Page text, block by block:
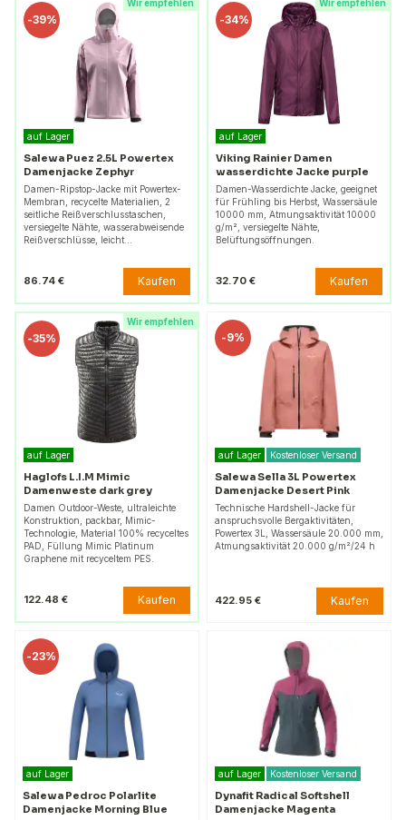
Wir empfehlen
-39%
auf Lager
Salewa Puez 2.5L Powertex
Damenjacke Zephyr
Damen-Ripstop-Jacke mit Powertex-
Membran, recycelte Materialien, 2
seitliche Reißverschlusstaschen,
versiegelte Nähte, wasserabweisende
Reißverschlüsse, leicht…
86.74 € Kaufen
Wir empfehlen
-34%
auf Lager
Viking Rainier Damen
wasserdichte Jacke purple
Damen-Wasserdichte Jacke, geeignet
für Frühling bis Herbst, Wassersäule
10000 mm, Atmungsaktivität 10000
g/m², versiegelte Nähte,
Belüftungsöffnungen.
32.70 € Kaufen
Wir empfehlen
-35%
auf Lager
Haglofs L.I.M Mimic
Damenweste dark grey
Damen Outdoor-Weste, ultraleichte
Konstruktion, packbar, Mimic-
Technologie, Material 100% recyceltes
PAD, Füllung Mimic Platinum
Graphene mit recyceltem PES.
122.48 € Kaufen
-9%
auf Lager Kostenloser Versand
Salewa Sella 3L Powertex
Damenjacke Desert Pink
Technische Hardshell-Jacke für
anspruchsvolle Bergaktivitäten,
Powertex 3L, Wassersäule 20.000 mm,
Atmungsaktivität 20.000 g/m²/24 h
422.95 € Kaufen
-23%
auf Lager
Salewa Pedroc Polarlite
Damenjacke Morning Blue
auf Lager Kostenloser Versand
Dynafit Radical Softshell
Damenjacke Magenta